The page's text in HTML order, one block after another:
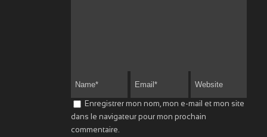
Enregistrer mon nom, mon e-mail et mon site
dans le navigateur pour mon prochain
commentaire.